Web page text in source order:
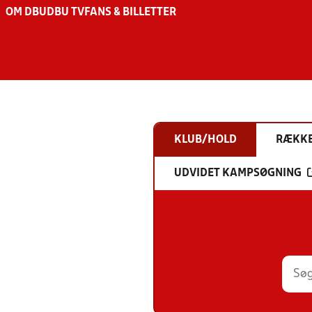
OM DBU DBU TV FANS & BILLETTER
KLUB/HOLD
UDVIDET KAMPSØGNING